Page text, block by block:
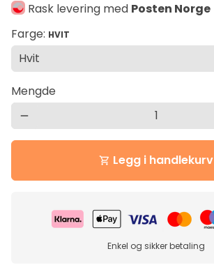
Rask levering med Posten Norge
Farge: HVIT
Mengde
remove
shopping_cart Legg i handlekurv
Enkel og sikker betaling